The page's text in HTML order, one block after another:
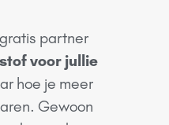
partner
voor jullie
hoe je meer
Gewoon